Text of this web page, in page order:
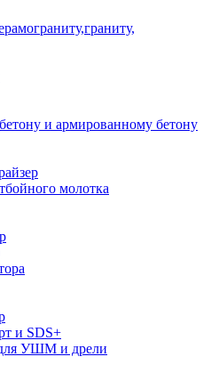
и армированному бетону
молотка
и SDS+
для УШМ и дрели